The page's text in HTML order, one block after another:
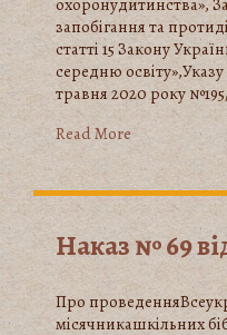
охоронудитинства»,
запобігання та
статті 15 Закону
середню
травня 2020 року
Read More
Наказ № 69
Про
місячникашкільних